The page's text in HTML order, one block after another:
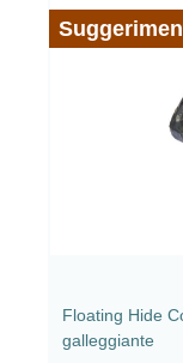
Floating Hide
galleggiante